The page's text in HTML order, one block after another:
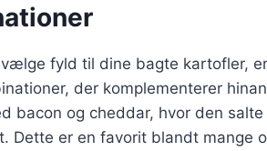
fyld til dine bagte kartofler,
der komplementerer
bacon og cheddar, hvor den
Dette er en favorit blandt mange